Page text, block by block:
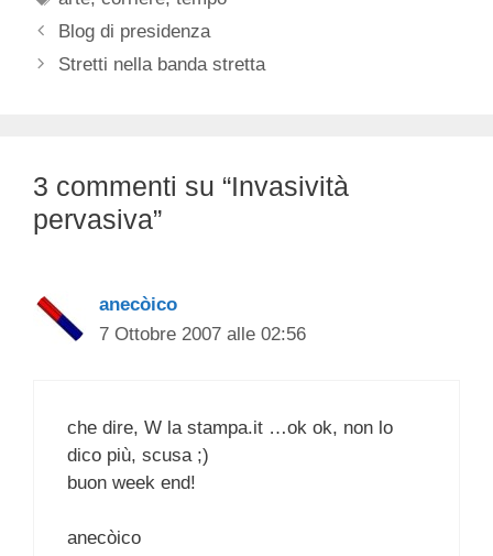
Blog di presidenza
Stretti nella banda stretta
3 commenti su “Invasività
pervasiva”
anecòico
7 Ottobre 2007 alle 02:56
che dire, W la stampa.it …ok ok, non lo
dico più, scusa ;)
buon week end!
anecòico